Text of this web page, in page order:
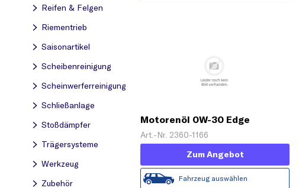
Reifen & Felgen
Riementrieb
Saisonartikel
Scheibenreinigung
Scheinwerferreinigung
Schließanlage
Stoßdämpfer
Trägersysteme
Werkzeug
Zubehör
Motorenöl 0W-30 Edge
Titanium FST [1 L]
Art.-Nr. 2360-1166
Zum Angebot
Fahrzeug auswählen